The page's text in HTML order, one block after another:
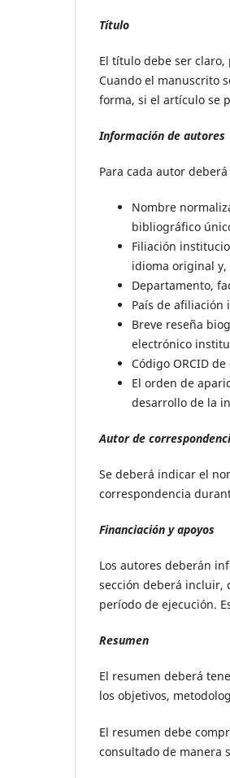
Título
El título debe ser
Cuando el manuscrito
forma, si el artículo se
Información de autores
Para cada autor
Nombre
bibliográfico
Filiación
idioma original
Departamento,
País de afiliación
Breve reseña
electrónico
Código ORCID
El orden de
desarrollo de la
Autor de
Se deberá indicar el
correspondencia
Financiación y apoyos
Los autores deberán
sección deberá incluir,
período de ejecución.
Resumen
El resumen deberá
los objetivos,
El resumen debe
consultado de manera